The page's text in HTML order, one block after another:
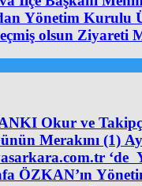
Yönetim Kurulu
olsun
Okur ve
Merakını (1)
‘de
ÖZKAN’ın